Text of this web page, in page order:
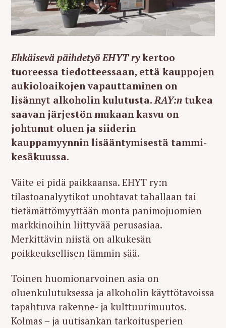
Ehkäisevä päihdetyö EHYT rykertoo
tuoreessa tiedotteessaan, että kauppojen
aukioloaikojen vapauttaminen on
lisännyt alkoholin kulutusta.RAY:n tukea
saavan järjestön mukaan kasvu on
johtunut oluen ja siiderin
kauppamyynnin lisääntymisestä tammi-
kesäkuussa.
Väite ei pidä paikkaansa. EHYT ry:n
tilastoanalyytikot unohtavat tahallaan tai
tietämättömyyttään monta panimojuomien
markkinoihin liittyvää perusasiaa.
Merkittävin niistä on alkukesän
poikkeuksellisen lämmin sää.
Toinen huomionarvoinen asia on
oluenkulutuksessa ja alkoholin käyttötavoissa
tapahtuva rakenne- ja kulttuurimuutos.
Kolmas – ja uutisankan tarkoitusperien